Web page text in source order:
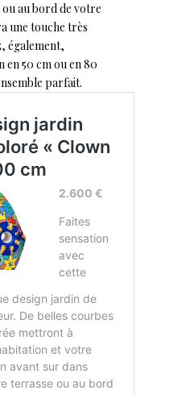
au bord de votre
une touche très
également,
en 50 cm ou en 80
parfait.